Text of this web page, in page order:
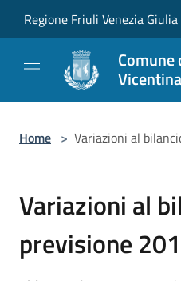
Regione Friuli Venezia Giulia
Vicentina
Home > Variazioni al
Variazioni al
previsione